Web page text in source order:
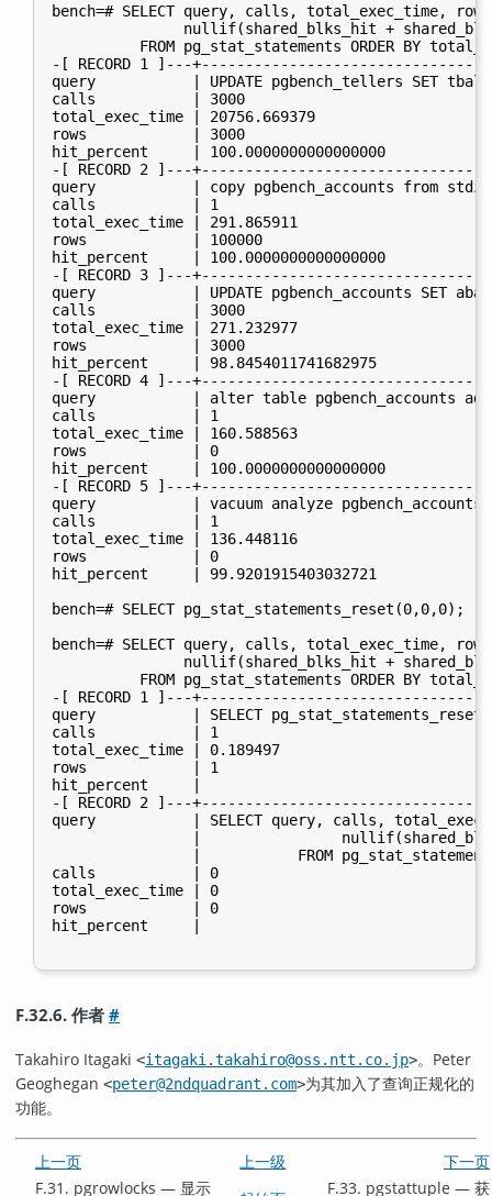
bench=# SELECT query, calls, total_exec_time,
nullif(shared_blks_hit +
FROM pg_stat_statements ORDER BY
-[ RECORD 1 ]---
query           | UPDATE pgbench_tellers SET
calls           | 3000
total_exec_time | 20756.669379
rows            | 3000
hit_percent     | 100.0000000000000000
-[ RECORD 2 ]---
query           | copy pgbench_accounts from stdin
calls           | 1
total_exec_time | 291.865911
rows            | 100000
hit_percent     | 100.0000000000000000
-[ RECORD 3 ]---
query           | UPDATE pgbench_accounts SET
calls           | 3000
total_exec_time | 271.232977
rows            | 3000
hit_percent     | 98.8454011741682975
-[ RECORD 4 ]---
query           | alter table pgbench_accounts
calls           | 1
total_exec_time | 160.588563
rows            | 0
hit_percent     | 100.0000000000000000
-[ RECORD 5 ]---
query           | vacuum analyze pgbench_accounts
calls           | 1
total_exec_time | 136.448116
rows            | 0
hit_percent     | 99.9201915403032721
bench=# SELECT pg_stat_statements_reset(0,0,0);
bench=# SELECT query, calls, total_exec_time,
nullif(shared_blks_hit +
FROM pg_stat_statements ORDER BY
-[ RECORD 1 ]---
query           | SELECT
calls           | 1
total_exec_time | 0.189497
rows            | 1
hit_percent     |
-[ RECORD 2 ]---
query           | SELECT query, calls,
|
|           FROM
calls           | 0
total_exec_time | 0
rows            | 0
hit_percent     |
F.32.6. 作者#
Takahiro Itagaki <itagaki.takahiro@oss.ntt.co.jp>。Peter
Geoghegan <peter@2ndquadrant.com>为其加入了查询正规化的
功能。
上一页 上一级
下一页
F.31. pgrowlocks — 显示
F.33. pgstattuple — 获